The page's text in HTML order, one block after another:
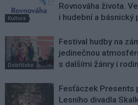
Kultura
Rovnováha života.
i hudební a básnický
Dobříšsko
Festival hudby na
jedinečnou
s dalšími žánry i
Fesťáczek Presents
Lesního divadla